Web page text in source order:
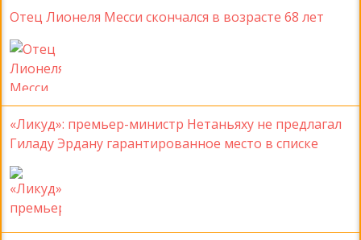
Отец Лионеля Месси скончался в возрасте 68 лет
«Ликуд»: премьер-министр Нетаньяху не предлагал
Гиладу Эрдану гарантированное место в списке